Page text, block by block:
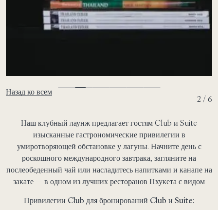
Назад ко всем
2 / 6
Наш клубный лаунж предлагает гостям Club и Suite
изысканные гастрономические привилегии в
умиротворяющей обстановке у лагуны. Начните день с
роскошного международного завтрака, загляните на
послеобеденный чай или насладитесь напитками и канапе на
закате — в одном из лучших ресторанов Пхукета с видом
Привилегии Club для бронирований Club и Suite: